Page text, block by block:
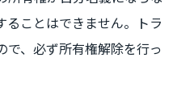
ることはできません。トラ
で、必ず所有権解除を行っ